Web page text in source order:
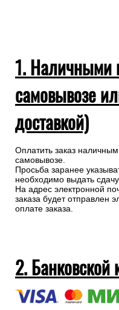
1. Наличными
самовывозе
доставкой)
Оплатить заказ
самовывозе.
Просьба заранее
необходимо выдать
На адрес электронной
заказа будет отправлен
оплате заказа.
2. Банковской